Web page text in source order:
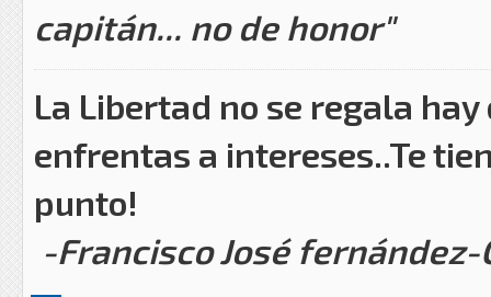
capitán... no de honor"
La Libertad no se regala
enfrentas a intereses..Te
punto!
-Francisco José